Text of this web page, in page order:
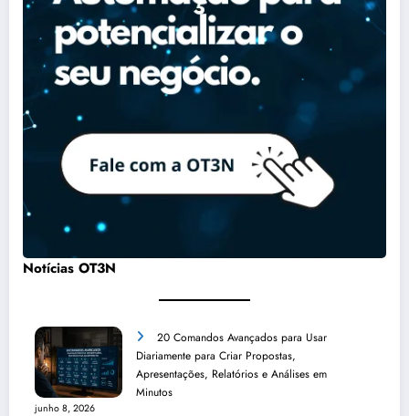
Notícias OT3N
20 Comandos Avançados para Usar
Diariamente para Criar Propostas,
Apresentações, Relatórios e Análises em
Minutos
junho 8, 2026